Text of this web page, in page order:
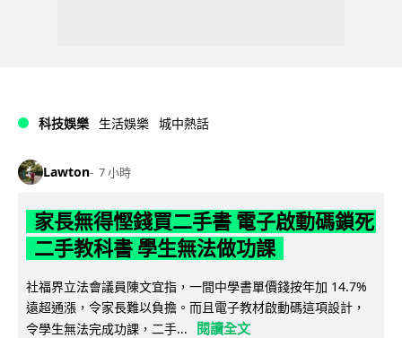
科技娛樂 生活娛樂 城中熱話
Lawton 7 小時
家長無得慳錢買二手書 電子啟動碼鎖死
二手教科書 學生無法做功課
社福界立法會議員陳文宜指，一間中學書單價錢按年加 14.7%
遠超通漲，令家長難以負擔。而且電子教材啟動碼這項設計，
令學生無法完成功課，二手...
閱讀全文